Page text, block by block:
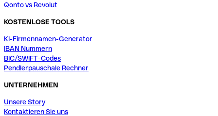
Qonto vs Revolut
KOSTENLOSE TOOLS
KI-Firmennamen-Generator
IBAN Nummern
BIC/SWIFT-Codes
Pendlerpauschale Rechner
UNTERNEHMEN
Unsere Story
Kontaktieren Sie uns